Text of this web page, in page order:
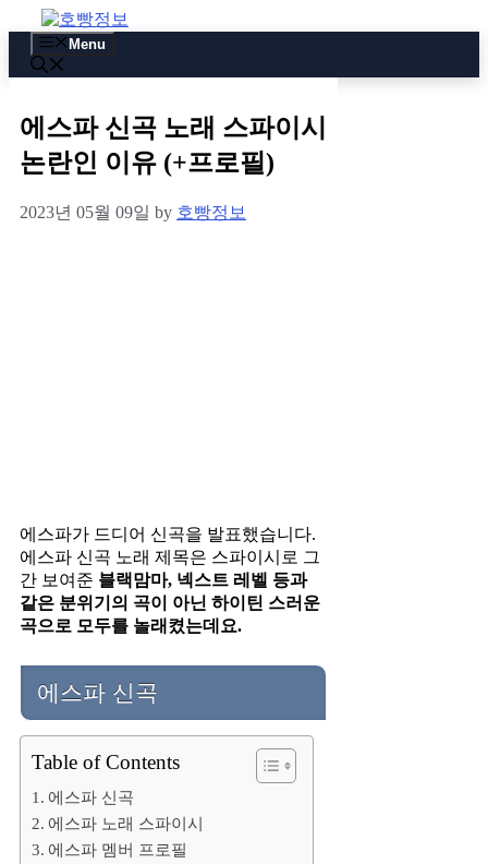
to
content
Menu
에스파 신곡 노래 스파이시
논란인 이유 (+프로필)
2023년 05월 09일 by 호빵정보
에스파가 드디어 신곡을 발표했습니다.
에스파 신곡 노래 제목은 스파이시로 그
간 보여준 블랙맘마, 넥스트 레벨 등과
같은 분위기의 곡이 아닌 하이틴 스러운
곡으로 모두를 놀래켰는데요.
에스파 신곡
Table of Contents
에스파 신곡
에스파 노래 스파이시
에스파 멤버 프로필